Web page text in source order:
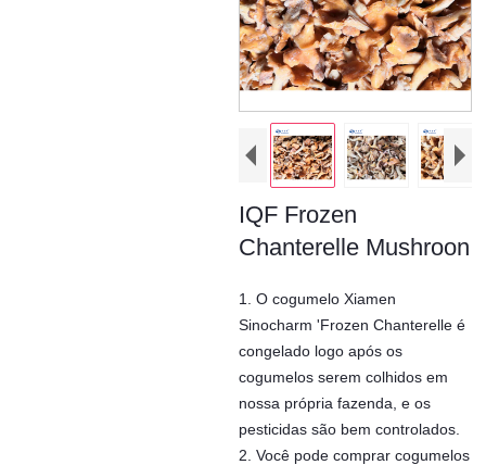
IQF Frozen
Chanterelle Mushroon
1. O cogumelo Xiamen
Sinocharm 'Frozen Chanterelle é
congelado logo após os
cogumelos serem colhidos em
nossa própria fazenda, e os
pesticidas são bem controlados.
2. Você pode comprar cogumelos